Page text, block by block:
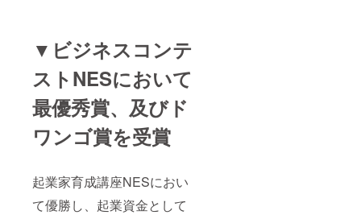
▼ビジネスコンテ
ストNESにおいて
最優秀賞、及びド
ワンゴ賞を受賞
起業家育成講座NESにおい
て優勝し、起業資金として